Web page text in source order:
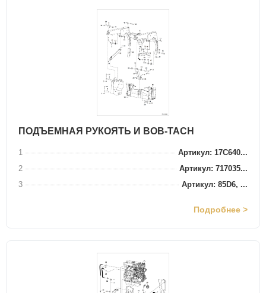
ПОДЪЕМНАЯ РУКОЯТЬ И BOB-TACH
1
Артикул: 17C640...
2
Артикул: 717035...
3
Артикул: 85D6, ...
Подробнее >